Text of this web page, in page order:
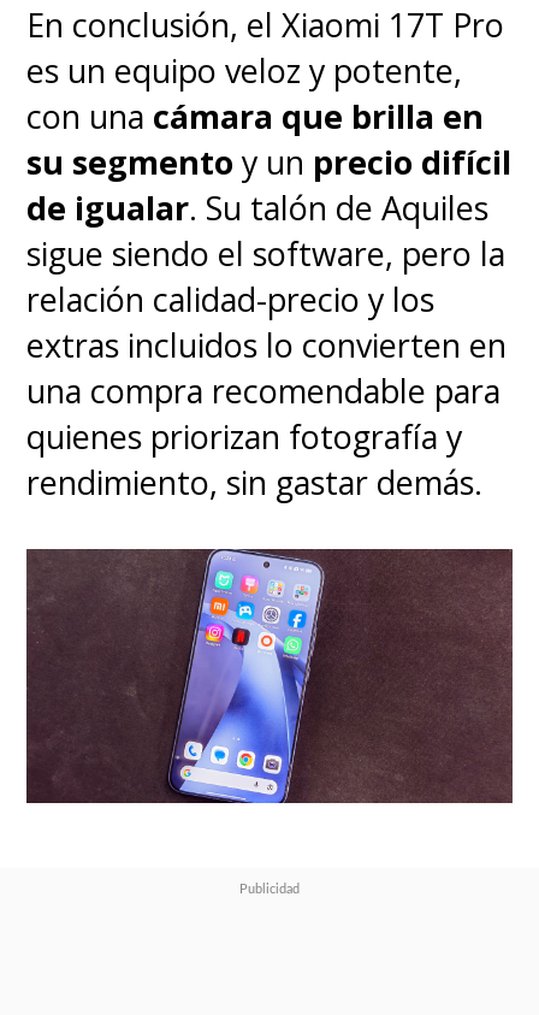
En conclusión, el Xiaomi 17T Pro
es un equipo veloz y potente,
con una cámara que brilla en
su segmento y un precio difícil
de igualar. Su talón de Aquiles
sigue siendo el software, pero la
relación calidad-precio y los
extras incluidos lo convierten en
una compra recomendable para
quienes priorizan fotografía y
rendimiento, sin gastar demás.